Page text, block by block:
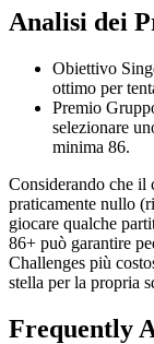
Analisi dei
Obiettivo
ottimo per
Premio
selezionare
minima 86.
Considerando che il
praticamente nullo
giocare qualche
86+ può garantire
Challenges più
stella per la propria
Frequently